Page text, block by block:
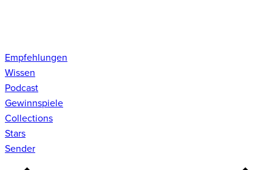
Empfehlungen
Wissen
Podcast
Gewinnspiele
Collections
Stars
Sender